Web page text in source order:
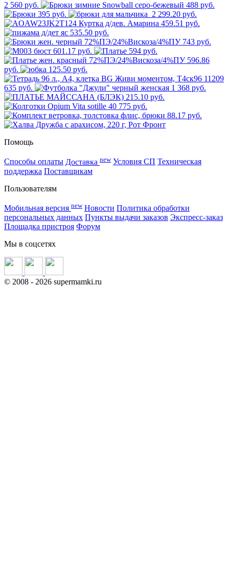
2 560 руб.
488 руб.
395 руб.
2 299.20 руб.
459.51 руб.
535.50 руб.
743 руб.
601.17 руб.
594 руб.
596.86
руб.
125.50 руб.
635 руб.
1 368 руб.
215.10 руб.
775 руб.
88.17 руб.
Помощь
Способы оплаты Доставка new Условия СП Техническая
поддержка Поставщикам
Пользователям
Мобильная версия new Новости Политика обработки
персональных данных Пункты выдачи заказов Экспресс-заказ
Площадка пристроя Форум
Мы в соцсетях
© 2008 - 2026 supermamki.ru